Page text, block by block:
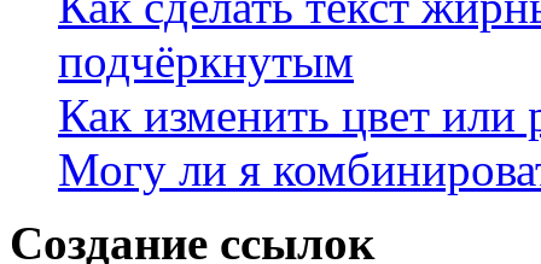
подчёркнутым
Как изменить цвет или
Могу ли я
Создание ссылок